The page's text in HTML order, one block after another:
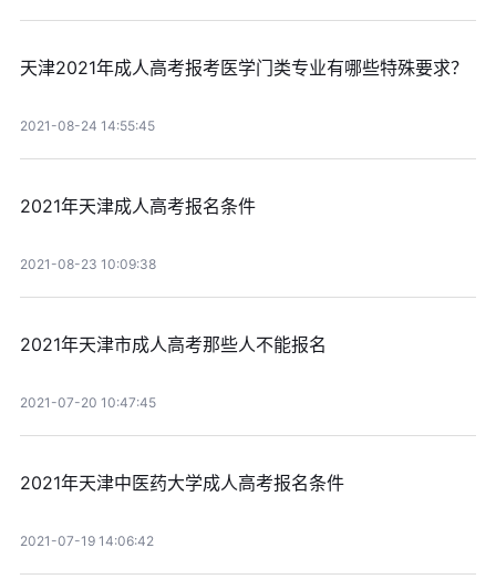
天津2021年成人高考报考医学门类专业有哪些特殊要求？
2021-08-24 14:55:45
2021年天津成人高考报名条件
2021-08-23 10:09:38
2021年天津市成人高考那些人不能报名
2021-07-20 10:47:45
2021年天津中医药大学成人高考报名条件
2021-07-19 14:06:42